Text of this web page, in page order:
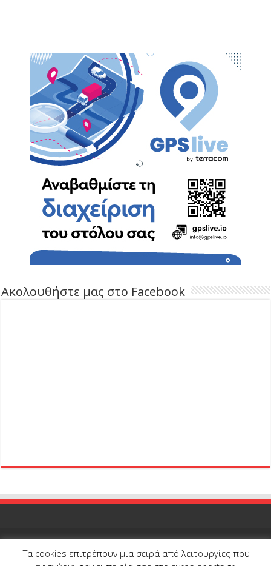
Ακολουθήστε μας στο Facebook
© Copyright 2026, All Rights Reserved |Syros-Sports.gr| Proudly
Τα cookies επιτρέπουν μια σειρά από λειτουργίες που